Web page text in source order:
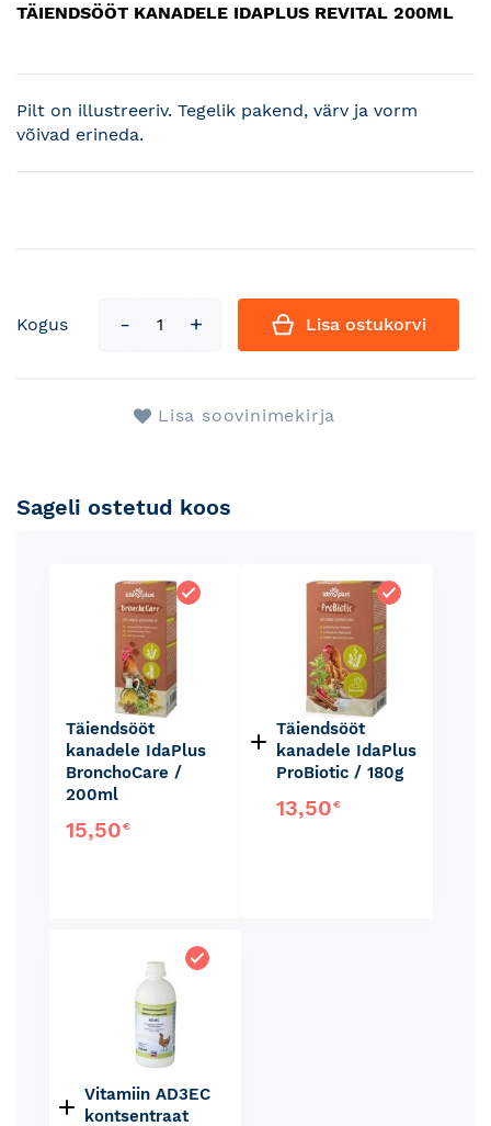
TÄIENDSÖÖT KANADELE IDAPLUS REVITAL 200ML
Pilt on illustreeriv. Tegelik pakend, värv ja vorm
võivad erineda.
Kogus Lisa ostukorvi
Lisa soovinimekirja
Sageli ostetud koos
Täiendsööt
kanadele IdaPlus
BronchoCare /
200ml
15,50€
Täiendsööt
kanadele IdaPlus
ProBiotic / 180g
13,50€
Vitamiin AD3EC
kontsentraat